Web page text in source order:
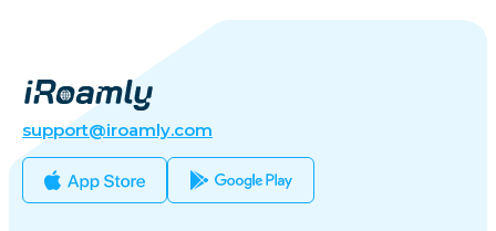
support@iroamly.com